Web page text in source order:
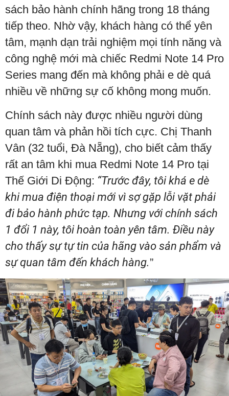
sách bảo hành chính hãng trong 18 tháng
tiếp theo. Nhờ vậy, khách hàng có thể yên
tâm, mạnh dạn trải nghiệm mọi tính năng và
công nghệ mới mà chiếc Redmi Note 14 Pro
Series mang đến mà không phải e dè quá
nhiều về những sự cố không mong muốn.
Chính sách này được nhiều người dùng
quan tâm và phản hồi tích cực. Chị Thanh
Vân (32 tuổi, Đà Nẵng), cho biết cảm thấy
rất an tâm khi mua Redmi Note 14 Pro tại
Thế Giới Di Động: “Trước đây, tôi khá e dè
khi mua điện thoại mới vì sợ gặp lỗi vặt phải
đi bảo hành phức tạp. Nhưng với chính sách
1 đổi 1 này, tôi hoàn toàn yên tâm. Điều này
cho thấy sự tự tin của hãng vào sản phẩm và
sự quan tâm đến khách hàng.”